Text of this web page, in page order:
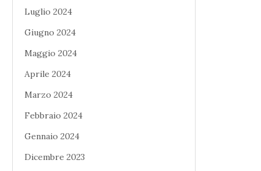
Luglio 2024
Giugno 2024
Maggio 2024
Aprile 2024
Marzo 2024
Febbraio 2024
Gennaio 2024
Dicembre 2023